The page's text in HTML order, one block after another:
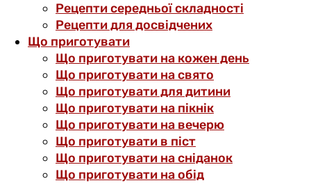
Рецепти середньої складності
Рецепти для досвідчених
Що приготувати
Що приготувати на кожен день
Що приготувати на свято
Що приготувати для дитини
Що приготувати на пікнік
Що приготувати на вечерю
Що приготувати в піст
Що приготувати на сніданок
Що приготувати на обід